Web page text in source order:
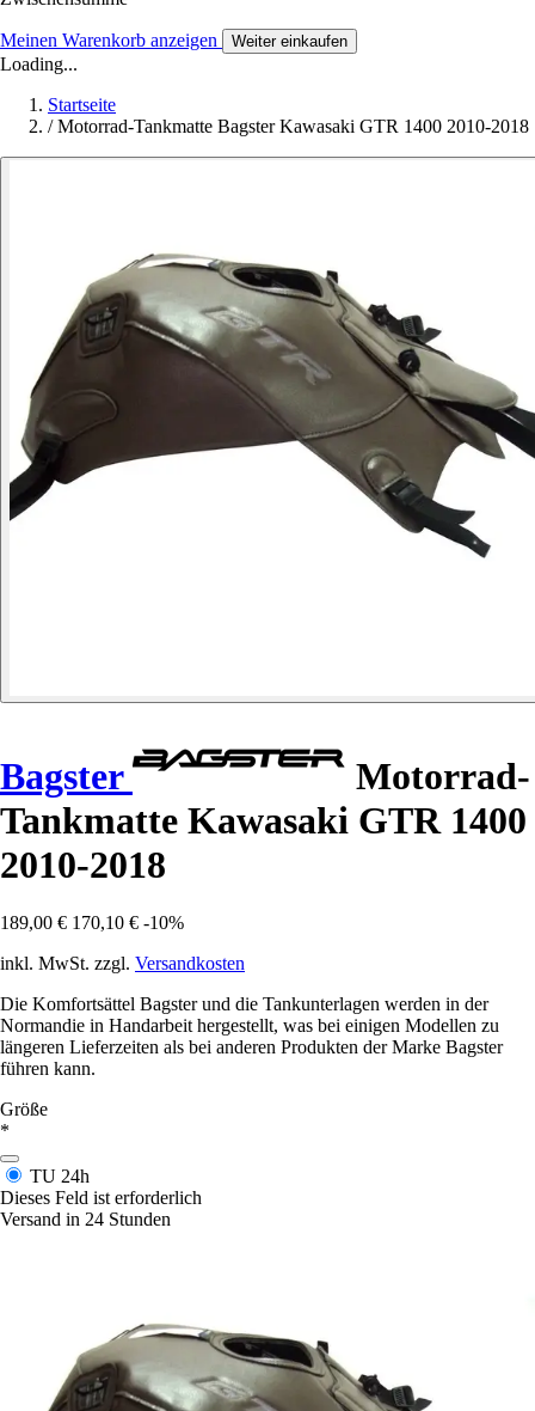
Meinen Warenkorb anzeigen Weiter einkaufen
Loading...
Startseite
/ Motorrad-Tankmatte Bagster Kawasaki GTR 1400 2010-2018
Bagster
Motorrad-
Tankmatte Kawasaki GTR 1400
2010-2018
189,00 € 170,10 € -10%
inkl. MwSt. zzgl. Versandkosten
Die Komfortsättel Bagster und die Tankunterlagen werden in der
Normandie in Handarbeit hergestellt, was bei einigen Modellen zu
längeren Lieferzeiten als bei anderen Produkten der Marke Bagster
führen kann.
Größe
*
TU 24h
Dieses Feld ist erforderlich
Versand in 24 Stunden